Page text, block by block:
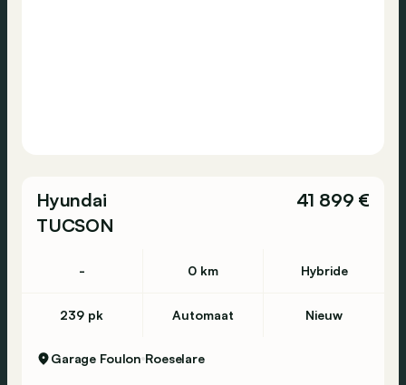
Hyundai
TUCSON
41 899 €
- 0 km Hybride
239 pk Automaat Nieuw
Garage Foulon Roeselare